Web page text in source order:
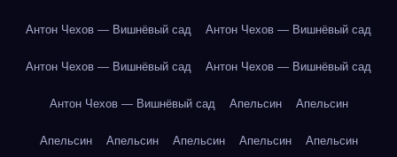
Антон Чехов — Вишнёвый сад Антон Чехов — Вишнёвый сад
Антон Чехов — Вишнёвый сад Антон Чехов — Вишнёвый сад
Антон Чехов — Вишнёвый сад Апельсин Апельсин
Апельсин Апельсин Апельсин Апельсин Апельсин